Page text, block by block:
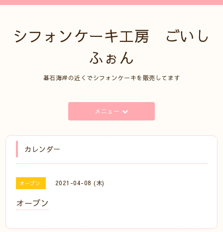
シフォンケーキ工房 ごいし
ふぉん
碁石海岸の近くでシフォンケーキを販売してます
メニュー
カレンダー
オープン 2021-04-08 (木)
オープン